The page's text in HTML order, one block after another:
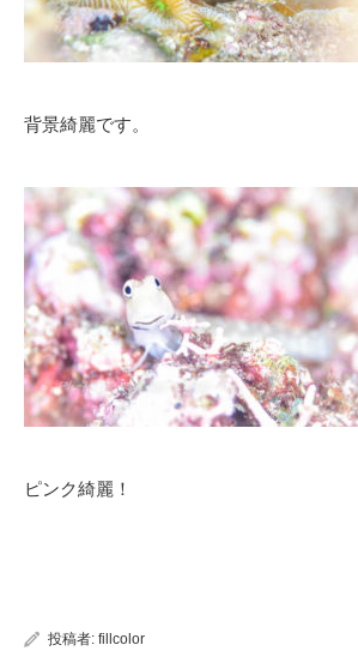
背景綺麗です。
ピンク綺麗！
投稿者: fillcolor